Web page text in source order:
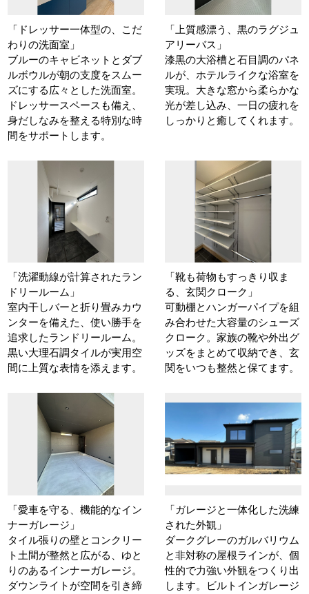
「ドレッサー一体型の、こだ
わりの洗面室」
ブルーのキャビネットとダブ
ルボウルが朝の支度をスムー
ズにする広々とした洗面室。
ドレッサースペースも備え、
身だしなみを整える特別な時
間をサポートします。
「上質感漂う、黒のラグジュ
アリーバス」
漆黒の大浴槽と石目調のパネ
ルが、ホテルライクな浴室を
実現。大きな窓から柔らかな
光が差し込み、一日の疲れを
しっかりと癒してくれます。
「洗濯動線が計算されたラン
ドリールーム」
室内干しバーと折り畳みカウ
ンターを備えた、使い勝手を
追求したランドリールーム。
黒い大理石調タイルが実用空
間に上質な表情を添えます。
「靴も荷物もすっきり収ま
る、玄関クローク」
可動棚とハンガーパイプを組
み合わせた大容量のシューズ
クローク。家族の靴や外出グ
ッズをまとめて収納でき、玄
関をいつも整然と保てます。
「愛車を守る、機能的なイン
ナーガレージ」
タイル張りの壁とコンクリー
ト土間が整然と広がる、ゆと
りのあるインナーガレージ。
ダウンライトが空間を引き締
「ガレージと一体化した洗練
された外観」
ダークグレーのガルバリウム
と非対称の屋根ラインが、個
性的で力強い外観をつくり出
します。ビルトインガレージ